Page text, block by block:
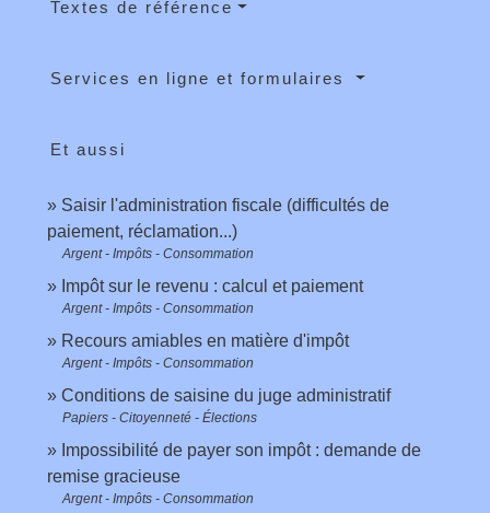
Textes de référence
Services en ligne et formulaires
Et aussi
Saisir l'administration fiscale (difficultés de
paiement, réclamation...)
Argent - Impôts - Consommation
Impôt sur le revenu : calcul et paiement
Argent - Impôts - Consommation
Recours amiables en matière d'impôt
Argent - Impôts - Consommation
Conditions de saisine du juge administratif
Papiers - Citoyenneté - Élections
Impossibilité de payer son impôt : demande de
remise gracieuse
Argent - Impôts - Consommation